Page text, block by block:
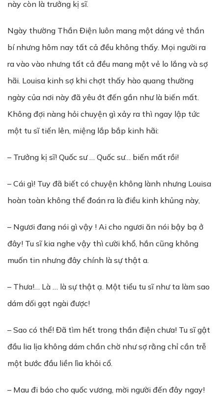
này còn là trưởng kị sĩ.
Ngày thường Thần Điện luôn mang một dáng vẻ thần
bí nhưng hôm nay tất cả đều không thấy. Mọi người ra
ra vào vào nhưng tất cả đều mang một vẻ lo lắng và sợ
hãi. Louisa kinh sợ khi chợt thấy hào quang thường
ngày của nơi này đã yêu ớt đến gần như là biến mất.
Không đợi nàng hỏi chuyện gì xảy ra thì ngay lập tức
một tu sĩ tiến lên, miệng lắp bắp kinh hãi:
– Trưởng kị sĩ! Quốc sư … Quốc sư… biến mất rồi!
– Cái gì! Tuy đã biết có chuyện không lành nhưng Louisa
hoàn toàn không thể đoán ra là điều kinh khủng này,
– Ngươi đang nói gì vậy ! Ai cho ngươi ăn nói bậy bạ ở
đây! Tu sĩ kia nghe vậy thì cười khổ, hắn cũng không
muốn tin nhưng đây chính là sự thật a.
– Thưa!… Là … là sự thật ạ. Một tiểu tu sĩ như ta làm sao
dám dối gạt ngài được!
– Sao có thể! Đã tìm hết trong thần điện chưa! Tu sĩ gật
đầu lia lịa không dám chần chờ như sợ rằng chỉ cần trễ
một bước đầu liền lìa khỏi cổ.
– Mau đi báo cho quốc vương, mời người đến đây ngay!